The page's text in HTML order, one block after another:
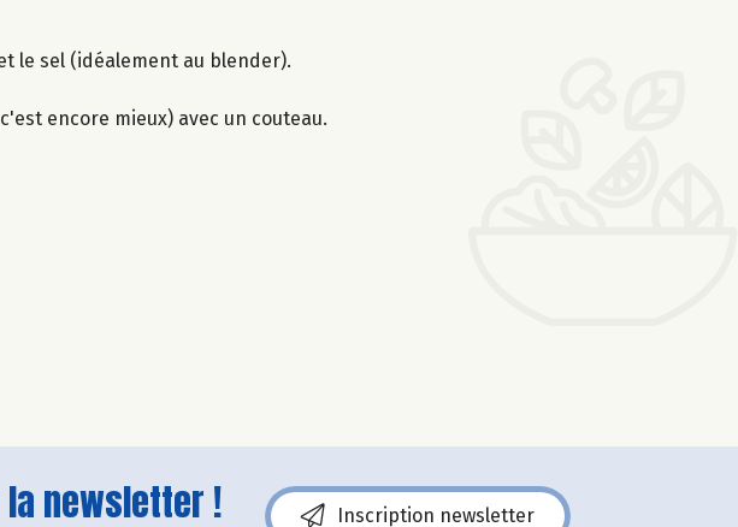
le sel (idéalement au blender).
encore mieux) avec un couteau.
newsletter ! Inscription newsletter